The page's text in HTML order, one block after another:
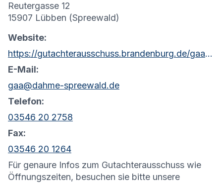
Reutergasse 12
15907 Lübben (Spreewald)
Website:
https://gutachterausschuss.brandenburg.de/gaa/de/kontakt/
E-Mail:
gaa@dahme-spreewald.de
Telefon:
03546 20 2758
Fax:
03546 20 1264
Für genaure Infos zum Gutachterausschuss wie
Öffnungszeiten, besuchen sie bitte unsere